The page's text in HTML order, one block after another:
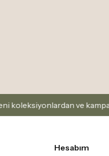
kampanyalardan
Hesabım